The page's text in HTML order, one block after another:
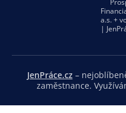
JenPráce.cz–
zaměstnance.